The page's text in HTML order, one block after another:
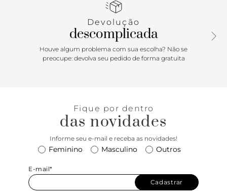
conectadas ao cabedal que seguem pelas laterais em
assinatura Anacapri, a sapatilha deixa o peito do pé e
calcanhar à mostra. Porque Apostar: A sapatilha slingback
Anacapri de bico fino vem para a estação com um toque
moderno. Sofisticada e cheia de atitude, deixe esse
Devolução
descomplicada
Houve algum problema com sua escolha? Não se
preocupe: devolva seu pedido de forma gratuita
Fique por dentro
das novidades
Informe seu e-mail e receba as novidades!
Feminino Masculino Outros
E-mail*
Cadastrar